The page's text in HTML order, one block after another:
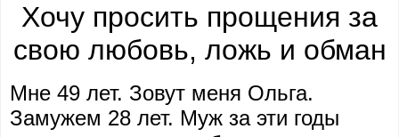
Хочу просить прощения за
свою любовь, ложь и обман
Мне 49 лет. Зовут меня Ольга.
Замужем 28 лет. Муж за эти годы